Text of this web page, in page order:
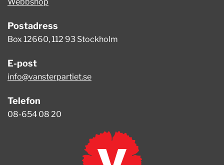
Postadress
Box 12660, 112 93 Stockholm
E-post
info@vansterpartiet.se
Telefon
08-654 08 20